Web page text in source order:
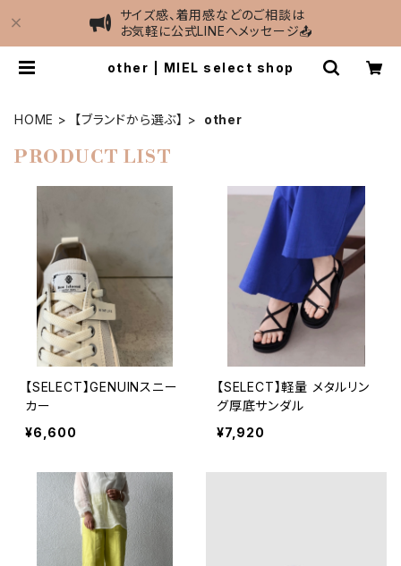
サイズ感、着用感などのご相談は
お気軽に公式LINEへメッセージ📤
other | MIEL select shop
HOME 【ブランドから選ぶ】 other
PRODUCT LIST
【SELECT】GENUINスニー
カー
¥6,600
【SELECT】軽量 メタルリン
グ厚底サンダル
¥7,920